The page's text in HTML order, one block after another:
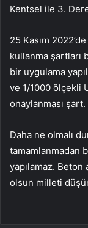
Kentsel ile 3.
25 Kasım
kullanma şartları
bir uygulama
ve 1/1000 ölçekli
onaylanması şart.
Daha ne olmalı
tamamlanmadan
yapılamaz.
olsun milleti